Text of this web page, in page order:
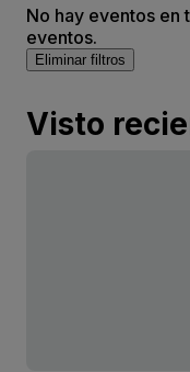
No hay eventos en
eventos.
Eliminar filtros
Visto